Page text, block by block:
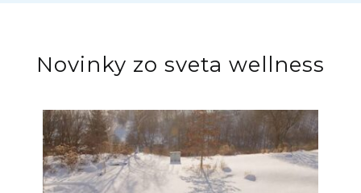
Novinky zo sveta wellness